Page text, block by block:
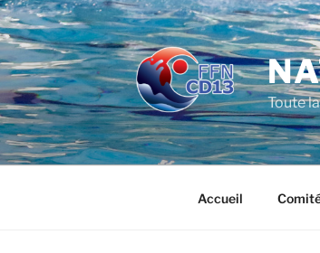
Aller
au
contenu
principal
Toute
Accueil